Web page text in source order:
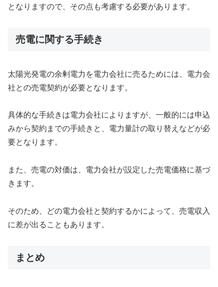
となりますので、その点も考慮する必要があります。
売電に関する手続き
太陽光発電の余剰電力を電力会社に売るためには、電力会
社との売電契約が必要となります。
具体的な手続きは電力会社によりますが、一般的には申込
みから契約までの手続きと、電力量計の取り替えなどが必
要となります。
また、売電の対価は、電力会社が設定した売電価格に基づ
きます。
そのため、どの電力会社と契約するかによって、売電収入
に差が出ることもあります。
まとめ